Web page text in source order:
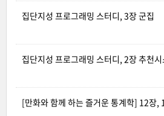
집단지성 프로그래밍 스터디, 3장 군집
집단지성 프로그래밍 스터디, 2장 추천
[만화와 함께 하는 즐거운 통계학] 12장,